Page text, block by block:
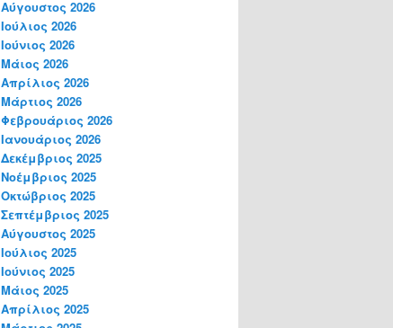
Αύγουστος 2026
Ιούλιος 2026
Ιούνιος 2026
Μάιος 2026
Απρίλιος 2026
Μάρτιος 2026
Φεβρουάριος 2026
Ιανουάριος 2026
Δεκέμβριος 2025
Νοέμβριος 2025
Οκτώβριος 2025
Σεπτέμβριος 2025
Αύγουστος 2025
Ιούλιος 2025
Ιούνιος 2025
Μάιος 2025
Απρίλιος 2025